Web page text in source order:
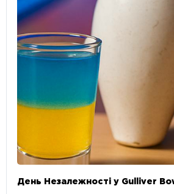
День Незалежності у Gulliver